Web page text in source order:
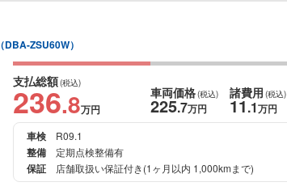
（DBA-ZSU60W）
支払総額(税込)
236.8万円
車両価格(税込)
225.7万円
諸費用 (税込)
11.1万円
車検
R09.1
整備 定期点検整備有
保証 店舗取扱い保証付き(1ヶ月以内 1,000kmまで)